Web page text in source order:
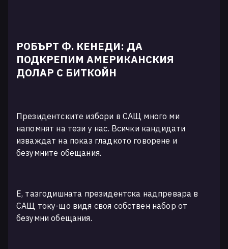
РОБЪРТ Ф. КЕНЕДИ: ДА
ПОДКРЕПИМ АМЕРИКАНСКИЯ
ДОЛАР С БИТКОЙН
Президентските избори в САЩ много ми
напомнят на тези у нас. Всички кандидати
изваждат на показ гладкото говорене и
безумните обещания.
Е, тазгодишната президентска надпревара в
САЩ току-що видя своя собствен набор от
безумни обещания.